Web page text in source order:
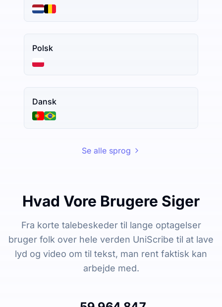
Polsk
Dansk
Se alle sprog
Hvad Vore Brugere Siger
Fra korte talebeskeder til lange optagelser
bruger folk over hele verden UniScribe til at lave
lyd og video om til tekst, man rent faktisk kan
arbejde med.